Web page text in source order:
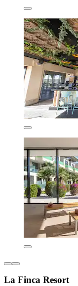
La Finca Resort